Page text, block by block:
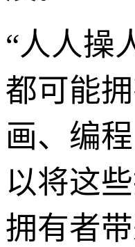
“人人操
都可能
画、编
以将这
拥有者